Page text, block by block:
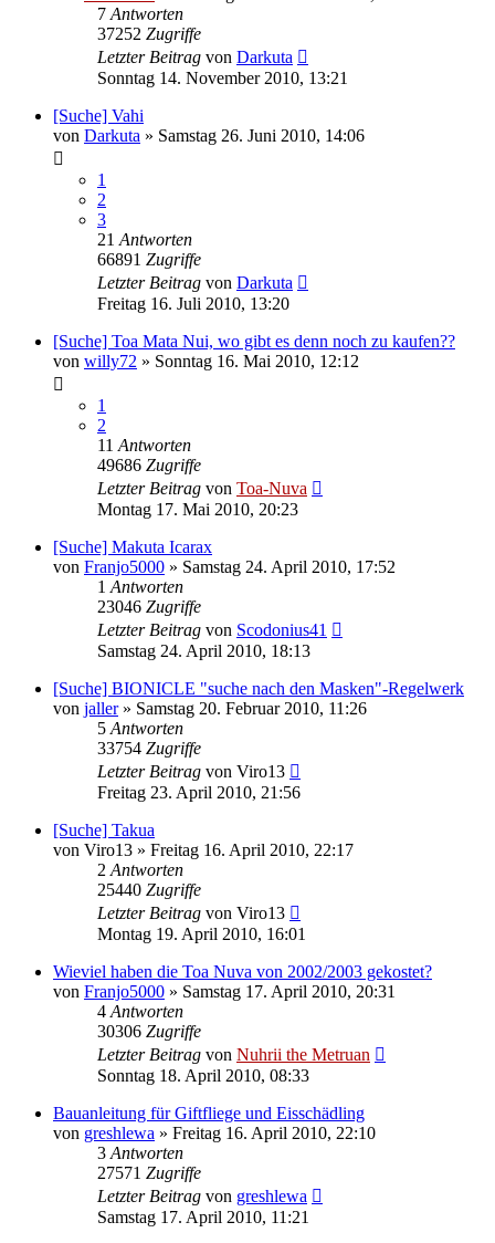
7 Antworten
37252 Zugriffe
Letzter Beitrag von Darkuta
Sonntag 14. November 2010, 13:21
[Suche] Vahi
von Darkuta » Samstag 26. Juni 2010, 14:06
1
2
3
21 Antworten
66891 Zugriffe
Letzter Beitrag von Darkuta
Freitag 16. Juli 2010, 13:20
[Suche] Toa Mata Nui, wo gibt es denn noch zu kaufen??
von willy72 » Sonntag 16. Mai 2010, 12:12
1
2
11 Antworten
49686 Zugriffe
Letzter Beitrag von Toa-Nuva
Montag 17. Mai 2010, 20:23
[Suche] Makuta Icarax
von Franjo5000 » Samstag 24. April 2010, 17:52
1 Antworten
23046 Zugriffe
Letzter Beitrag von Scodonius41
Samstag 24. April 2010, 18:13
[Suche] BIONICLE "suche nach den Masken"-Regelwerk
von jaller» Samstag 20. Februar 2010, 11:26
5 Antworten
33754 Zugriffe
Letzter Beitrag von Viro13
Freitag 23. April 2010, 21:56
[Suche] Takua
von Viro13 » Freitag 16. April 2010, 22:17
2 Antworten
25440 Zugriffe
Letzter Beitrag von Viro13
Montag 19. April 2010, 16:01
Wieviel haben die Toa Nuva von 2002/2003 gekostet?
von Franjo5000 » Samstag 17. April 2010, 20:31
4 Antworten
30306 Zugriffe
Letzter Beitrag von Nuhrii the Metruan
Sonntag 18. April 2010, 08:33
Bauanleitung für Giftfliege und Eisschädling
von greshlewa » Freitag 16. April 2010, 22:10
3 Antworten
27571 Zugriffe
Letzter Beitrag von greshlewa
Samstag 17. April 2010, 11:21